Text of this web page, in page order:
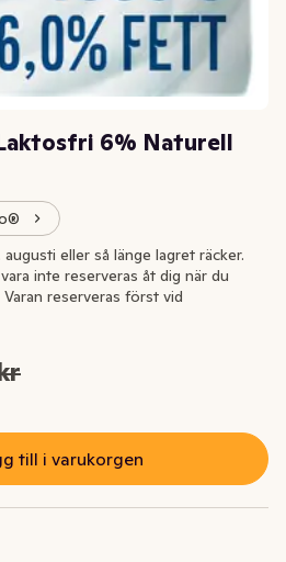
6% Naturell
kr
kr
augusti eller så länge lagret räcker.
inte reserveras åt dig när du
reserveras först vid
till i varukorgen